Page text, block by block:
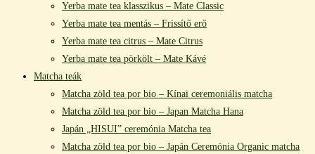
Yerba mate tea klasszikus – Mate Classic
Yerba mate tea mentás – Frissítő erő
Yerba mate tea citrus – Mate Citrus
Yerba mate tea pörkölt – Mate Kávé
Matcha teák
Matcha zöld tea por bio – Kínai ceremoniális matcha
Matcha zöld tea por bio – Japan Matcha Hana
Japán „HISUI” ceremónia Matcha tea
Matcha zöld tea por bio – Japán Ceremónia Organic matcha